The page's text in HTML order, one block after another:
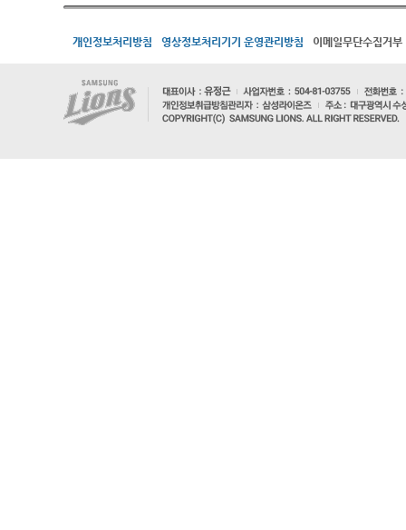
개인정보처리방침 영상정보처리기기 운영관리방침 이메일무단수집거부